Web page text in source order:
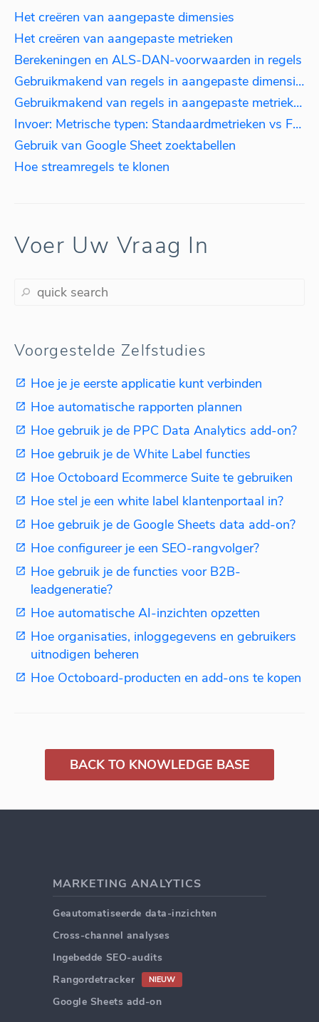
Het creëren van aangepaste dimensies
Het creëren van aangepaste metrieken
Berekeningen en ALS-DAN-voorwaarden in regels
Gebruikmakend van regels in aangepaste dimensies: gegevens aggregeren op basis van taal.
Gebruikmakend van regels in aangepaste metrieken: belasting berekenen
Invoer: Metrische typen: Standaardmetrieken vs Formules
Gebruik van Google Sheet zoektabellen
Hoe streamregels te klonen
Voer Uw Vraag In
Voorgestelde Zelfstudies
Hoe je je eerste applicatie kunt verbinden
Hoe automatische rapporten plannen
Hoe gebruik je de PPC Data Analytics add-on?
Hoe gebruik je de White Label functies
Hoe Octoboard Ecommerce Suite te gebruiken
Hoe stel je een white label klantenportaal in?
Hoe gebruik je de Google Sheets data add-on?
Hoe configureer je een SEO-rangvolger?
Hoe gebruik je de functies voor B2B-
leadgeneratie?
Hoe automatische AI-inzichten opzetten
Hoe organisaties, inloggegevens en gebruikers
uitnodigen beheren
Hoe Octoboard-producten en add-ons te kopen
BACK TO KNOWLEDGE BASE
MARKETING ANALYTICS
Geautomatiseerde data-inzichten
Cross-channel analyses
Ingebedde SEO-audits
Rangordetracker
NIEUW
Google Sheets add-on